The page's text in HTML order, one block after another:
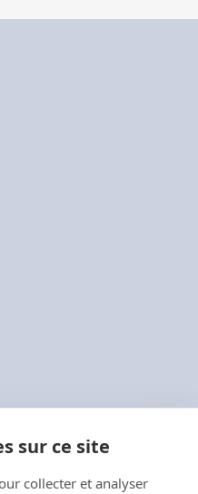
sur ce site
collecter et analyser